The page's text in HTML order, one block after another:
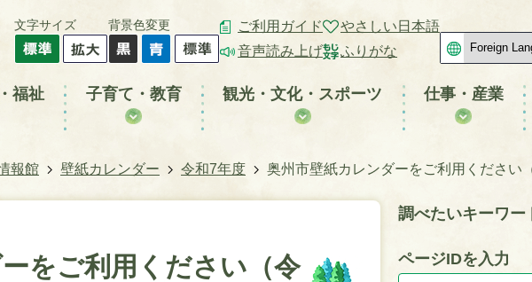
文字サイズ 背景色変更
ご利用ガイド
音声読み上げ
やさしい日本語
ふりがな
福祉 子育て・教育 観光・文化・スポーツ 仕事・産業
報館 壁紙カレンダー 令和7年度 奥州市壁紙カレンダーをご利用ください
をご利用ください（令
調べたいキーワー
ページIDを入力